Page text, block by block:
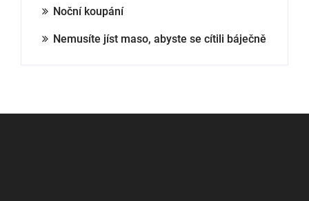
Noční koupání
Nemusíte jíst maso, abyste se cítili báječně